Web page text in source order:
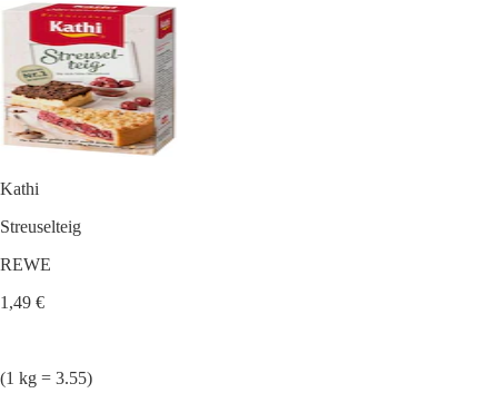
Kathi
Streuselteig
REWE
1,49 €
(1 kg = 3.55)